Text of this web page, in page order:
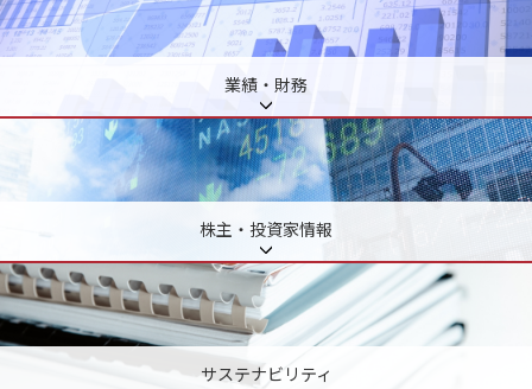
業績・財務
株主・投資家情報
サステナビリティ